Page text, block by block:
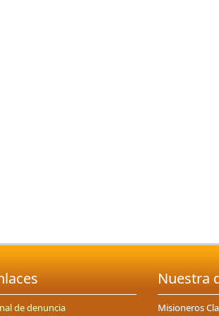
de denuncia
Nuestra
Misioneros